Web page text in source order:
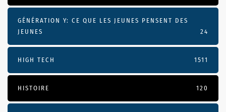
GÉNÉRATION Y: CE QUE LES JEUNES PENSENT DES
JEUNES
24
HIGH TECH 1511
HISTOIRE 120